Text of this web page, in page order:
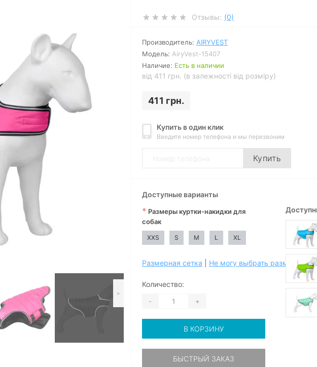
>
Отзывы: (0)
Производитель: AIRYVEST
Модель: AiryVest-15407
Наличие: Есть в наличии
від 411 грн. (в залежності від розміру)
411 грн.
Купить в один клик
Введите номер телефона и мы перезвоним
Купить
Доступные варианты
* Размеры куртки-накидки для
собак
XXS S M L XL
Размерная сетка Не могу выбрать размер
Количество:
- +
В КОРЗИНУ
БЫСТРЫЙ ЗАКАЗ